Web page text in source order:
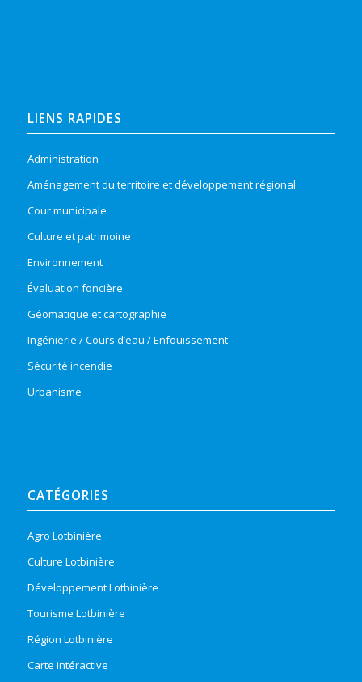
LIENS RAPIDES
Administration
Aménagement du territoire et développement régional
Cour municipale
Culture et patrimoine
Environnement
Évaluation foncière
Géomatique et cartographie
Ingénierie / Cours d’eau / Enfouissement
Sécurité incendie
Urbanisme
CATÉGORIES
Agro Lotbinière
Culture Lotbinière
Développement Lotbinière
Tourisme Lotbinière
Région Lotbinière
Carte intéractive